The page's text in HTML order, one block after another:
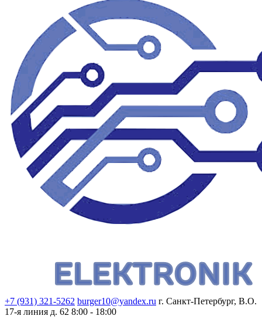
+7 (931) 321-5262 burger10@yandex.ru г. Санкт-Петербург, В.О.
17-я линия д. 62 8:00 - 18:00